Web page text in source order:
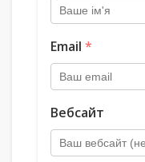
Email *
Вебсайт